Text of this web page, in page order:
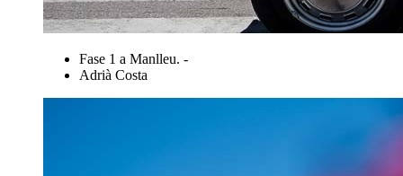
Fase 1 a Manlleu. -
Adrià Costa